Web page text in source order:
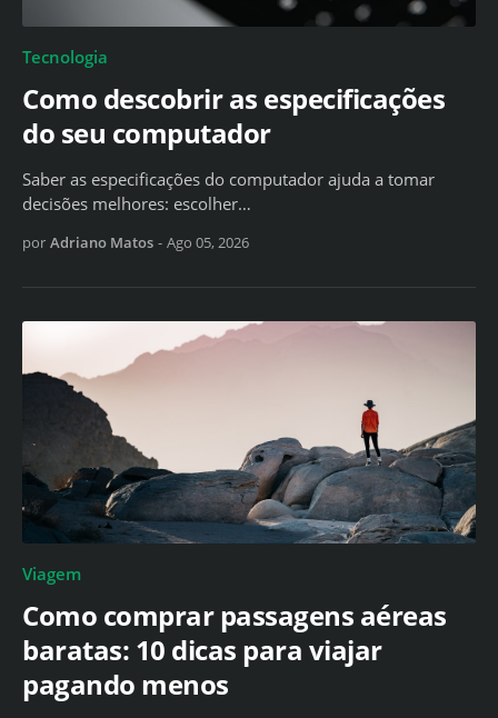
Tecnologia
Como descobrir as especificações
do seu computador
Saber as especificações do computador ajuda a tomar
decisões melhores: escolher…
por Adriano Matos - Ago 05, 2026
Viagem
Como comprar passagens aéreas
baratas: 10 dicas para viajar
pagando menos